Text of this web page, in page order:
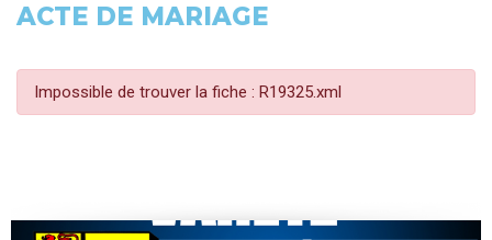
ACTE DE MARIAGE
Impossible de trouver la fiche : R19325.xml